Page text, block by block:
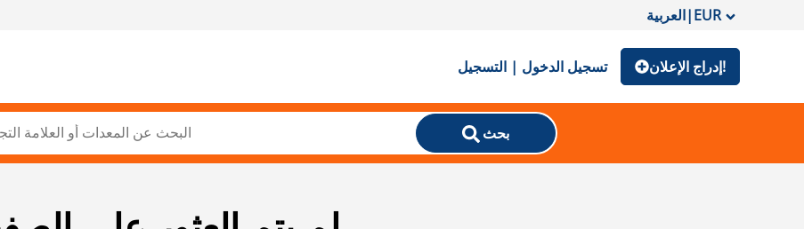
العربية|EUR
تسجيل الدخول | التسجيل إدراج الإعلان!
بحث